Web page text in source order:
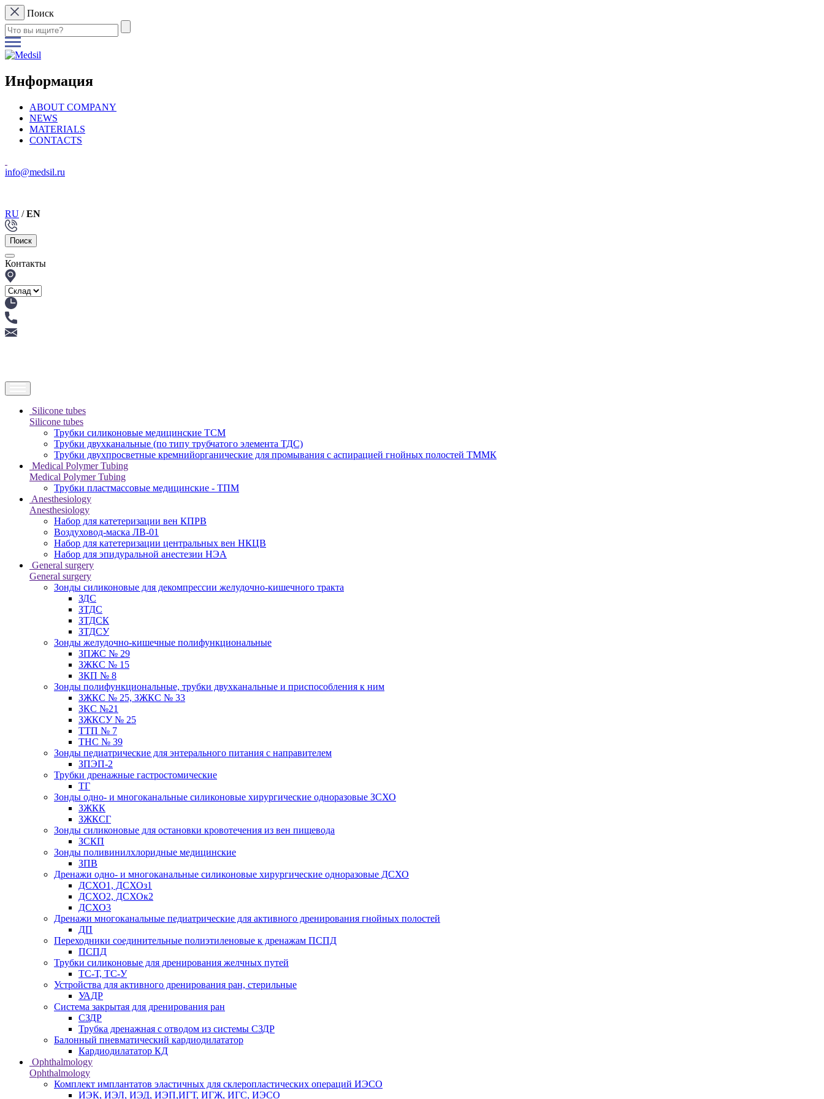
Поиск
Информация
ABOUT COMPANY
NEWS
MATERIALS
CONTACTS
info@medsil.ru
RU /EN
Поиск
Контакты
Silicone tubes
Silicone tubes
Трубки силиконовые медицинские ТСМ
Трубки двухканальные (по типу трубчатого элемента ТДС)
Трубки двухпросветные кремнийорганические для промывания с аспирацией гнойных полостей ТММК
Medical Polymer Tubing
Medical Polymer Tubing
Трубки пластмассовые медицинские - ТПМ
Anesthesiology
Anesthesiology
Набор для катетеризации вен КПРВ
Воздуховод-маска ЛВ-01
Набор для катетеризации центральных вен НКЦВ
Набор для эпидуральной анестезии НЭА
General surgery
General surgery
Зонды силиконовые для декомпрессии желудочно-кишечного тракта
ЗДС
ЗТДС
ЗТДСК
ЗТДСУ
Зонды желудочно-кишечные полифункциональные
ЗПЖС № 29
ЗЖКС № 15
ЗКП № 8
Зонды полифункциональные, трубки двухканальные и приспособления к ним
ЗЖКС № 25, ЗЖКС № 33
ЗКС №21
ЗЖКСУ № 25
ТТП № 7
ТНС № 39
Зонды педиатрические для энтерального питания с направителем
ЗПЭП-2
Трубки дренажные гастростомические
ТГ
Зонды одно- и многоканальные силиконовые хирургические одноразовые ЗСХО
ЗЖКК
ЗЖКСГ
Зонды силиконовые для остановки кровотечения из вен пищевода
ЗСКП
Зонды поливинилхлоридные медицинские
ЗПВ
Дренажи одно- и многоканальные силиконовые хирургические одноразовые ДСХО
ДСХО1, ДСХОз1
ДСХО2, ДСХОк2
ДСХО3
Дренажи многоканальные педиатрические для активного дренирования гнойных полостей
ДП
Переходники соединительные полиэтиленовые к дренажам ПСПД
ПСПД
Трубки силиконовые для дренирования желчных путей
ТС-Т, ТС-У
Устройства для активного дренирования ран, стерильные
УАДР
Система закрытая для дренирования ран
СЗДР
Трубка дренажная с отводом из системы СЗДР
Балонный пневматический кардиодилататор
Кардиодилататор КД
Ophthalmology
Ophthalmology
Комплект имплантатов эластичных для склеропластических операций ИЭСО
ИЭК, ИЭЛ, ИЭД, ИЭП,ИГТ, ИГЖ, ИГС, ИЭСО